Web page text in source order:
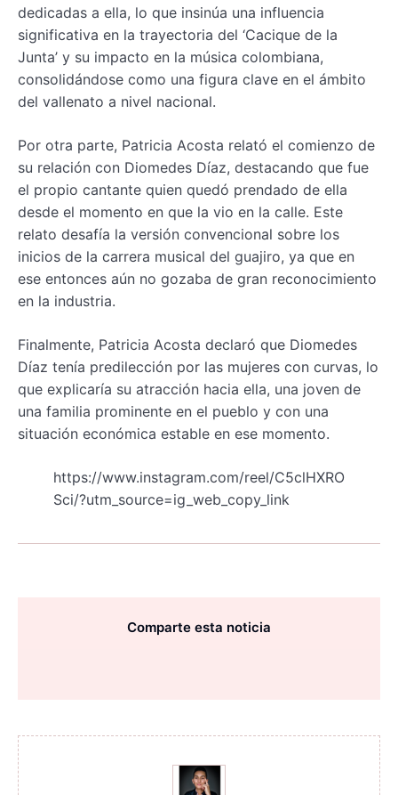
dedicadas a ella, lo que insinúa una influencia
significativa en la trayectoria del ‘Cacique de la
Junta’ y su impacto en la música colombiana,
consolidándose como una figura clave en el ámbito
del vallenato a nivel nacional.
Por otra parte, Patricia Acosta relató el comienzo de
su relación con Diomedes Díaz, destacando que fue
el propio cantante quien quedó prendado de ella
desde el momento en que la vio en la calle. Este
relato desafía la versión convencional sobre los
inicios de la carrera musical del guajiro, ya que en
ese entonces aún no gozaba de gran reconocimiento
en la industria.
Finalmente, Patricia Acosta declaró que Diomedes
Díaz tenía predilección por las mujeres con curvas, lo
que explicaría su atracción hacia ella, una joven de
una familia prominente en el pueblo y con una
situación económica estable en ese momento.
https://www.instagram.com/reel/C5clHXRO
Sci/?utm_source=ig_web_copy_link
Comparte esta noticia